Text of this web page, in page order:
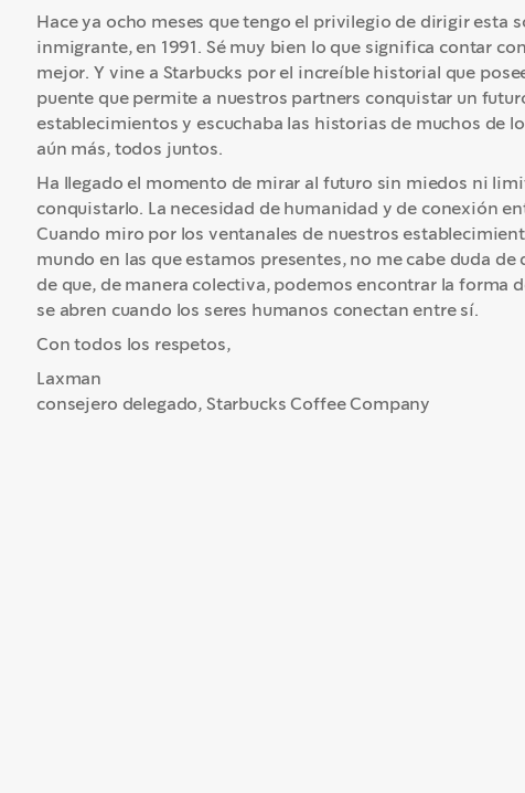
Hace ya ocho meses que tengo el privilegio de dirigir esta
inmigrante, en 1991. Sé muy bien lo que significa contar
mejor. Y vine a Starbucks por el increíble historial que
puente que permite a nuestros partners conquistar un
establecimientos y escuchaba las historias de muchos de
aún más, todos juntos.
Ha llegado el momento de mirar al futuro sin miedos ni
conquistarlo. La necesidad de humanidad y de conexión
Cuando miro por los ventanales de nuestros
mundo en las que estamos presentes, no me cabe duda
de que, de manera colectiva, podemos encontrar la forma
se abren cuando los seres humanos conectan entre sí.
Con todos los respetos,
Laxman
consejero delegado, Starbucks Coffee Company